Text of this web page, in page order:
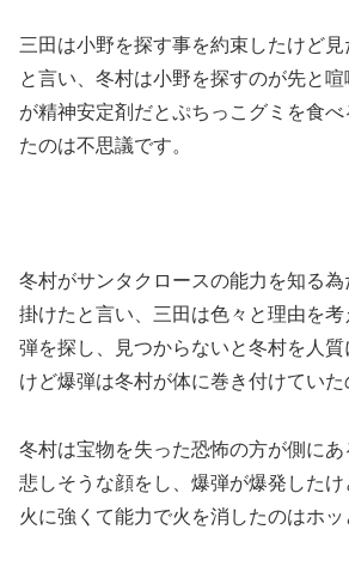
三田は小野を探す事を約束したけど
と言い、冬村は小野を探すのが先と
が精神安定剤だとぷちっこグミを食
たのは不思議です。
冬村がサンタクロースの能力を知る
掛けたと言い、三田は色々と理由を
弾を探し、見つからないと冬村を人
けど爆弾は冬村が体に巻き付けていた
冬村は宝物を失った恐怖の方が側に
悲しそうな顔をし、爆弾が爆発した
火に強くて能力で火を消したのはホッ